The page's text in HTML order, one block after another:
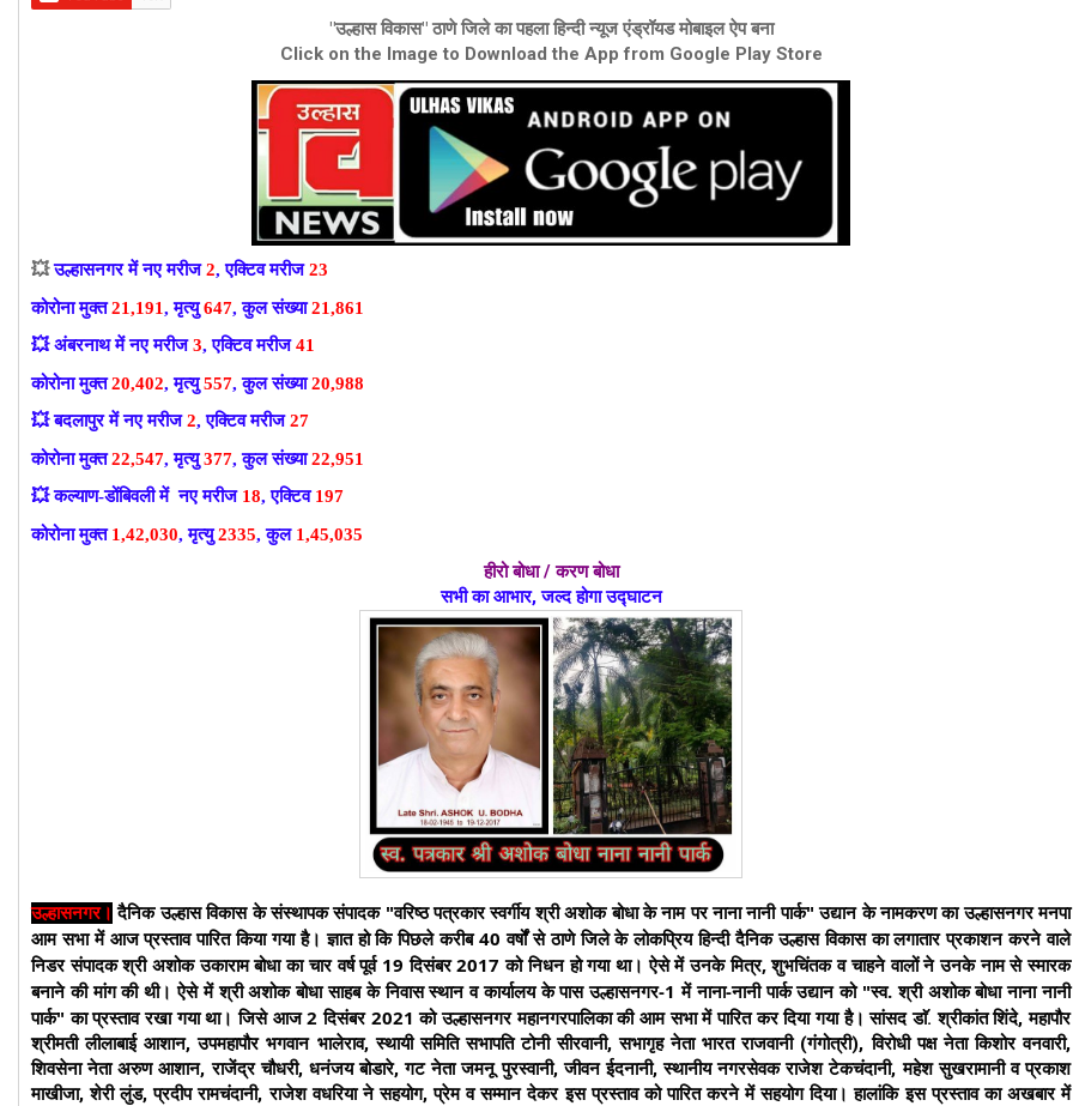
"उल्हास विकास" ठाणे जिले का पहला हिन्दी न्यूज एंड्रॉयड मोबाइल ऐप बना
Click on the Image to Download the App from Google Play Store
💥उल्हासनगर में नए मरीज2, एक्टिव मरीज23
कोरोना मुक्त21,191, मृत्यु647, कुल संख्या21,861
💥अंबरनाथ में नए मरीज3, एक्टिव मरीज41
कोरोना मुक्त20,402, मृत्यु557, कुल संख्या20,988
💥बदलापुर में नए मरीज2, एक्टिव मरीज27
कोरोना मुक्त22,547, मृत्यु377, कुल संख्या22,951
💥कल्याण-डोंबिवली में नए मरीज 18, एक्टिव197
कोरोना मुक्त1,42,030, मृत्यु2335, कुल 1,45,035
हीरो बोधा / करण बोधा
सभी का आभार, जल्द होगा उद्घाटन
उल्हासनगर। दैनिक उल्हास विकास के संस्थापक संपादक "वरिष्ठ पत्रकार स्वर्गीय श्री अशोक बोधा के नाम पर नाना नानी पार्क" उद्यान के नामकरण का उल्हासनगर मनपा
आम सभा में आज प्रस्ताव पारित किया गया है। ज्ञात हो कि पिछले करीब 40 वर्षों से ठाणे जिले के लोकप्रिय हिन्दी दैनिक उल्हास विकास का लगातार प्रकाशन करने वाले
निडर संपादक श्री अशोक उकाराम बोधा का चार वर्ष पूर्व 19 दिसंबर 2017 को निधन हो गया था। ऐसे में उनके मित्र, शुभचिंतक व चाहने वालों ने उनके नाम से स्मारक
बनाने की मांग की थी। ऐसे में श्री अशोक बोधा साहब के निवास स्थान व कार्यालय के पास उल्हासनगर-1 में नाना-नानी पार्क उद्यान को "स्व. श्री अशोक बोधा नाना नानी
पार्क" का प्रस्ताव रखा गया था। जिसे आज 2 दिसंबर 2021 को उल्हासनगर महानगरपालिका की आम सभा में पारित कर दिया गया है। सांसद डाॅ. श्रीकांत शिंदे, महापौर
श्रीमती लीलाबाई आशान, उपमहापौर भगवान भालेराव, स्थायी समिति सभापति टोनी सीरवानी, सभागृह नेता भारत राजवानी (गंगोत्री), विरोधी पक्ष नेता किशोर वनवारी,
शिवसेना नेता अरुण आशान, राजेंद्र चौधरी, धनंजय बोडारे, गट नेता जमनू पुरस्वानी, जीवन ईदनानी, स्थानीय नगरसेवक राजेश टेकचंदानी, महेश सुखरामानी व प्रकाश
माखीजा, शेरी लुंड, प्रदीप रामचंदानी, राजेश वधरिया ने सहयोग, प्रेम व सम्मान देकर इस प्रस्ताव को पारित करने में सहयोग दिया। हालांकि इस प्रस्ताव का अखबार में